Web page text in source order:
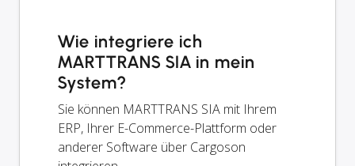
Wie integriere ich
MARTTRANS SIA in mein
System?
Sie können MARTTRANS SIA mit Ihrem
ERP, Ihrer E-Commerce-Plattform oder
anderer Software über Cargoson